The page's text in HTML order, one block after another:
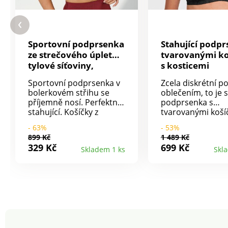
Sportovní podprsenka
ze strečového úpletu a
tylové síťoviny,
kostic
Sportovní podprsenka v
bolerkovém střihu se
příjemně nosí. Perfektně
stahující. Košíčky z
pevným úpletem. Horní
část košíčků se vsadkou z
tylové síťoviny. Široká
- 63%
899 Kč
329 Kč Skladem 1 ks
Stahující
tvarovanými
s kosticemi
Zcela diskrétní
oblečením, to je
podprsenka s
tvarovanými
Z pevné tkaniny a s
krajkovými
podprsenka se
- 53%
1 489 Kč
699 Kč